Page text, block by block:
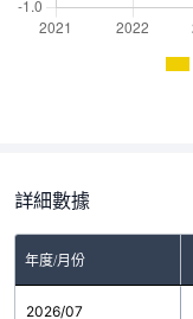
詳細數據
年度/月份
2026/07